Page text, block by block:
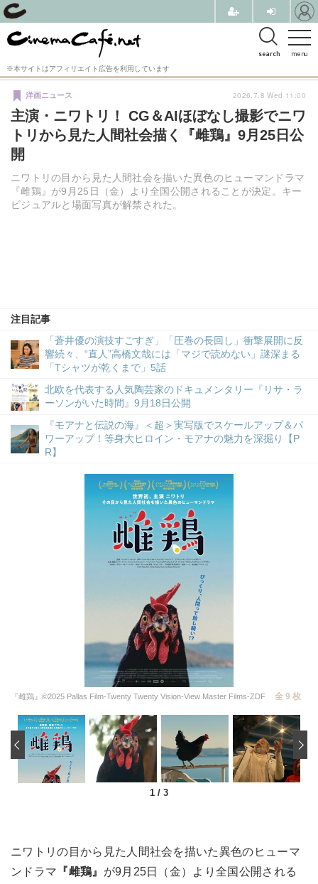
menu
search
※本サイトはアフィリエイト広告を利用しています
主演・ニワトリ！ CG＆AIほぼなし撮影でニワ
トリから見た人間社会描く『雌鶏』9月25日公
開
ニワトリの目から見た人間社会を描いた異色のヒューマンドラマ
『雌鶏』が9月25日（金）より全国公開されることが決定。キー
ビジュアルと場面写真が解禁された。
洋画ニュース
注目記事
「蒼井優の演技すごすぎ」「圧巻の長回し」衝撃展開に反
響続々、“直人”高橋文哉には「マジで読めない」謎深まる
「Tシャツが乾くまで」5話
北欧を代表する人気陶芸家のドキュメンタリー『リサ・ラ
ーソンがいた時間』9月18日公開
『モアナと伝説の海』＜超＞実写版でスケールアップ＆パ
ワーアップ！等身大ヒロイン・モアナの魅力を深掘り【P
R】
2026.7.8 Wed 11:00
『雌鶏』©2025 Pallas Film-Twenty Twenty Vision-View Master Films-ZDF 全 9 枚
1 / 3
‹
ニワトリの目から見た人間社会を描いた異色のヒューマ
ンドラマ 『雌鶏』 が9月25日（金）より全国公開される